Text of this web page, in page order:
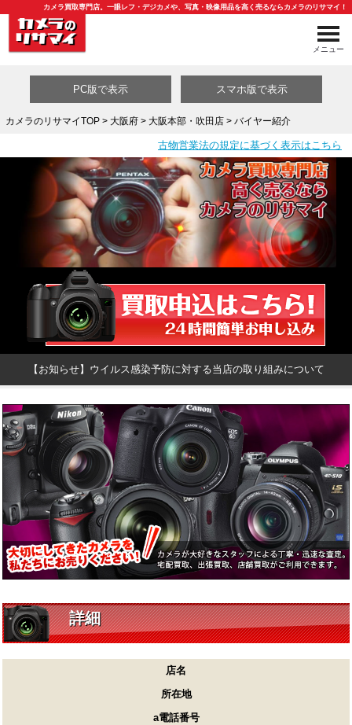
カメラ買取専門店。一眼レフ・デジカメや、写真・映像用品を高く売るならカメラのリサマイ！
メニュー
買取カテゴリ一覧
PC版で表示 スマホ版で表示
カメラのリサマイTOP> 大阪府> 大阪本部・吹田店> バイヤー紹介
古物営業法の規定に基づく表示はこちら
【お知らせ】ウイルス感染予防に対する当店の取り組みについて
詳細
店名
所在地
a電話番号